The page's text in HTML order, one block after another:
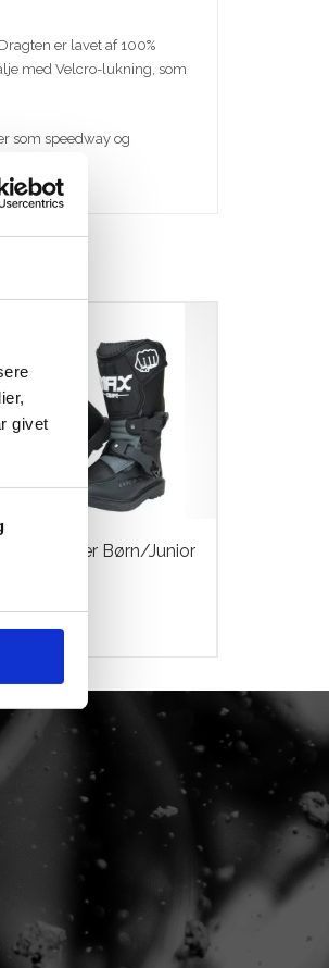
givet
er lavet af 100%
med Velcro-lukning, som
som speedway og
Støvler Børn/Junior